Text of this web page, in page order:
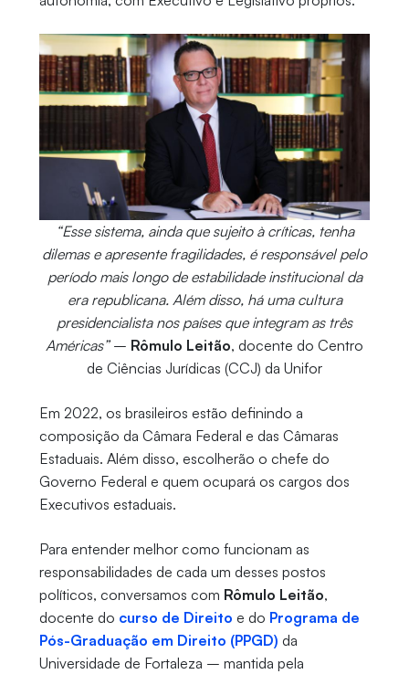
“Esse sistema, ainda que sujeito à críticas, tenha
dilemas e apresente fragilidades, é responsável pelo
período mais longo de estabilidade institucional da
era republicana. Além disso, há uma cultura
presidencialista nos países que integram as três
Américas”– Rômulo Leitão, docente do Centro
de Ciências Jurídicas (CCJ) da Unifor
Em 2022, os brasileiros estão definindo a
composição da Câmara Federal e das Câmaras
Estaduais. Além disso, escolherão o chefe do
Governo Federal e quem ocupará os cargos dos
Executivos estaduais.
Para entender melhor como funcionam as
responsabilidades de cada um desses postos
políticos, conversamos com Rômulo Leitão,
docente do curso de Direito e do Programa de
Pós-Graduação em Direito (PPGD) da
Universidade de Fortaleza – mantida pela